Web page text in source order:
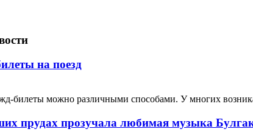
на поезд
билеты можно различными способами. У многих
прудах прозучала любимая музыка